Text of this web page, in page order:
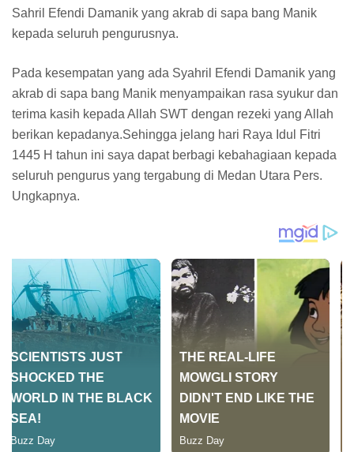
Sahril Efendi Damanik yang akrab di sapa bang Manik
kepada seluruh pengurusnya.
Pada kesempatan yang ada Syahril Efendi Damanik yang
akrab di sapa bang Manik menyampaikan rasa syukur dan
terima kasih kepada Allah SWT dengan rezeki yang Allah
berikan kepadanya.Sehingga jelang hari Raya Idul Fitri
1445 H tahun ini saya dapat berbagi kebahagiaan kepada
seluruh pengurus yang tergabung di Medan Utara Pers.
Ungkapnya.